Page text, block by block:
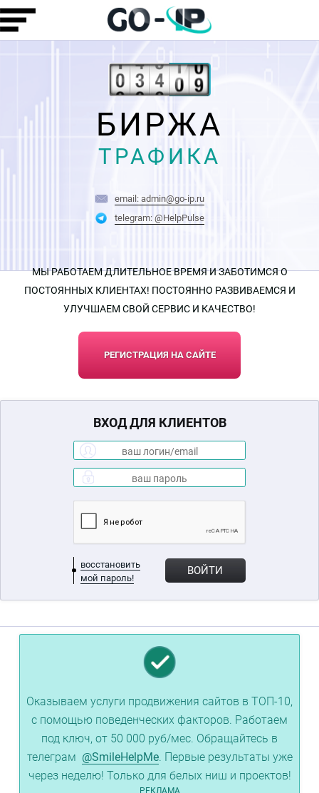
БИРЖА
ТРАФИКА
email: admin@go-ip.ru
telegram: @HelpPulse
МЫ РАБОТАЕМ ДЛИТЕЛЬНОЕ ВРЕМЯ И ЗАБОТИМСЯ О
ПОСТОЯННЫХ КЛИЕНТАХ! ПОСТОЯННО РАЗВИВАЕМСЯ И
УЛУЧШАЕМ СВОЙ СЕРВИС И КАЧЕСТВО!
РЕГИСТРАЦИЯ НА САЙТЕ
ВХОД ДЛЯ КЛИЕНТОВ
восстановить
мой пароль!
ВОЙТИ
Оказываем услуги продвижения сайтов в ТОП-10,
с помощью поведенческих факторов. Работаем
под ключ, от 50 000 руб/мес. Обращайтесь в
телеграм @SmileHelpMe. Первые результаты уже
через неделю! Только для белых ниш и проектов!
РЕКЛАМА